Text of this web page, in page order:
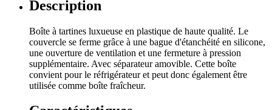
Description
Boîte à tartines luxueuse en plastique de haute qualité. Le
couvercle se ferme grâce à une bague d'étanchéité en silicone,
une ouverture de ventilation et une fermeture à pression
supplémentaire. Avec séparateur amovible. Cette boîte
convient pour le réfrigérateur et peut donc également être
utilisée comme boîte fraîcheur.